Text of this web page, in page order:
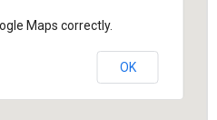
Maps correctly.
OK